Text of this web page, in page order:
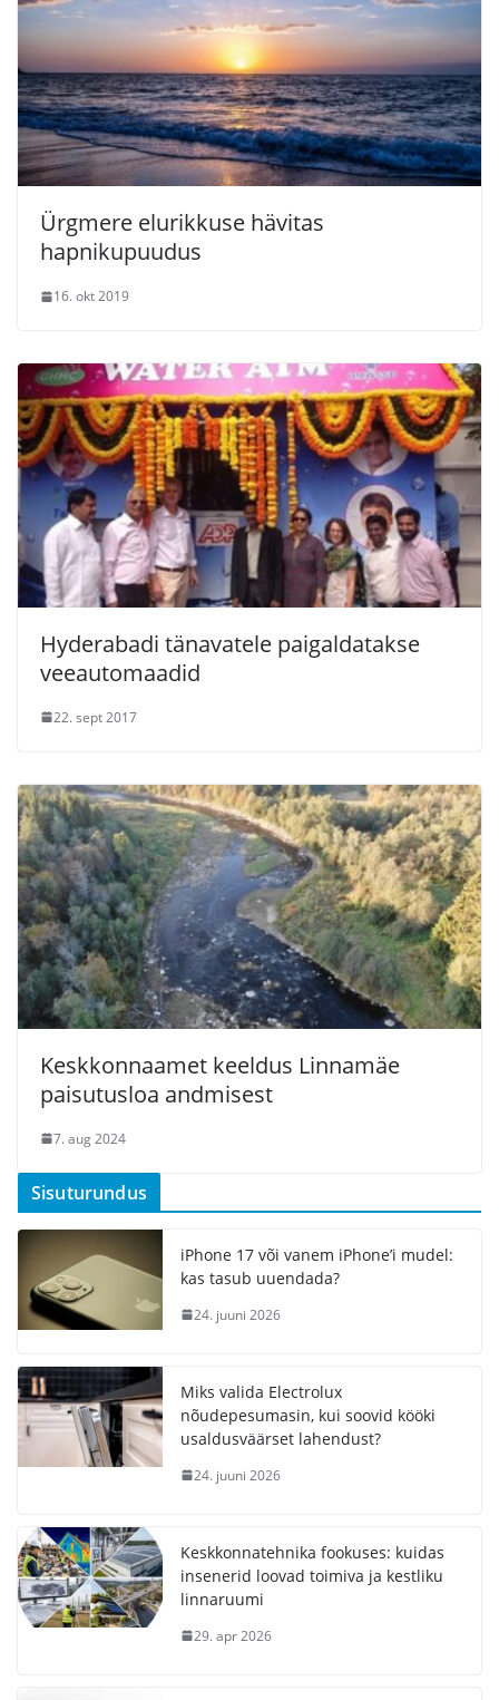
Ürgmere elurikkuse hävitas
hapnikupuudus
16. okt 2019
Hyderabadi tänavatele paigaldatakse
veeautomaadid
22. sept 2017
Keskkonnaamet keeldus Linnamäe
paisutusloa andmisest
7. aug 2024
Sisuturundus
iPhone 17 või vanem iPhone’i mudel:
kas tasub uuendada?
24. juuni 2026
Miks valida Electrolux
nõudepesumasin, kui soovid kööki
usaldusväärset lahendust?
24. juuni 2026
Keskkonnatehnika fookuses: kuidas
insenerid loovad toimiva ja kestliku
linnaruumi
29. apr 2026